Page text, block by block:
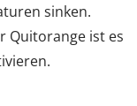
sinken.
Quitorange ist es